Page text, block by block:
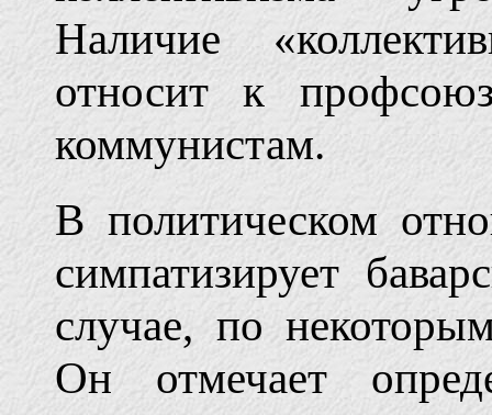
Наличие
относит к
коммунистам.
В политическом
симпатизирует
случае, по
Он отмечает